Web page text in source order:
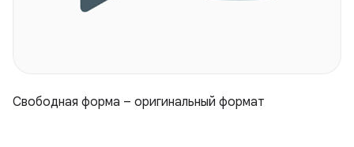
Свободная форма – оригинальный формат